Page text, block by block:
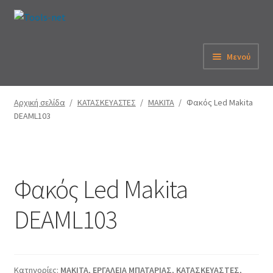
Απευθείας
Μετάβαση
Μενού
Αρχική
Εταιρεία
Λογαριασμός
Καλάθι
Αρχική σελίδα / ΚΑΤΑΣΚΕΥΑΣΤΕΣ / MAKITA / Φακός Led Makita
DEAML103
Φακός Led Makita
DEAML103
Κατηγορίες: MAKITA, ΕΡΓΑΛΕΙΑ ΜΠΑΤΑΡΙΑΣ, ΚΑΤΑΣΚΕΥΑΣΤΕΣ,